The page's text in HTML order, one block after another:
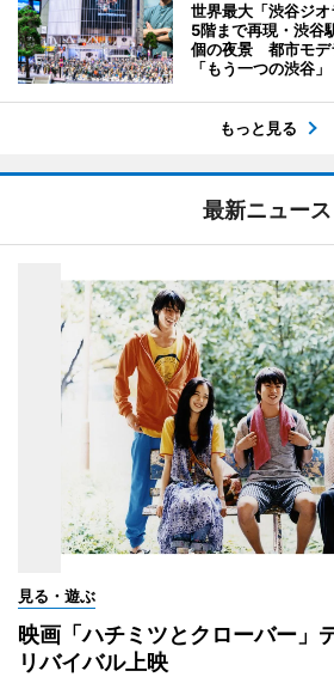
世界最大「渋谷ジ
5階まで再現・渋谷
個の夜景 都市モデ
「もう一つの渋谷」
もっと見る
最新ニュース
見る・遊ぶ
映画「ハチミツとクローバー」
リバイバル上映